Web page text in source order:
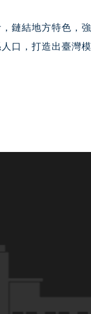
鏈結地方特色，強
口，打造出臺灣模